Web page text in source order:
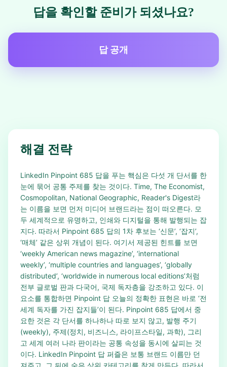
답을 확인할 준비가 되셨나요?
답 공개
해결 전략
LinkedIn Pinpoint 685 답을 푸는 핵심은 다섯 개 단서를 한
눈에 묶어 공통 주제를 찾는 것이다. Time, The Economist,
Cosmopolitan, National Geographic, Reader's Digest라
는 이름을 보면 먼저 미디어 브랜드라는 점이 떠오른다. 모
두 세계적으로 유명하고, 인쇄와 디지털을 통해 발행되는 잡
지다. 따라서 Pinpoint 685 답의 1차 후보는 ‘신문’, ‘잡지’,
‘매체’ 같은 상위 개념이 된다. 여기서 제공된 힌트를 보면
‘weekly American news magazine’, ‘international
weekly’, ‘multiple countries and languages’, ‘globally
distributed’, ‘worldwide in numerous local editions’처럼
전부 글로벌 판과 다국어, 국제 독자층을 강조하고 있다. 이
요소를 통합하면 Pinpoint 답 오늘의 정확한 표현은 바로 ‘전
세계 독자를 가진 잡지들’이 된다. Pinpoint 685 답에서 중
요한 것은 각 단서를 하나하나 따로 보지 않고, 발행 주기
(weekly), 주제(정치, 비즈니스, 라이프스타일, 과학), 그리
고 세계 여러 나라 판이라는 공통 속성을 동시에 살피는 것
이다. LinkedIn Pinpoint 답 퍼즐은 보통 브랜드 이름만 던
져주고, 그 뒤에 숨은 상위 카테고리를 찾게 만든다. 따라서